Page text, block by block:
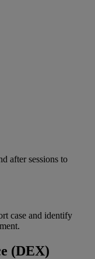
after sessions to
case and identify
(DEX)